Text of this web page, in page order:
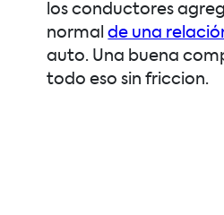
los conductores
normalde una
auto. Una buena
todo eso sin friccion.